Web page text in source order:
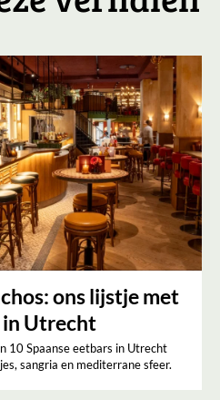
ons lijstje met
in Utrecht
10 Spaanse eetbars in Utrecht
sangria en mediterrane sfeer.